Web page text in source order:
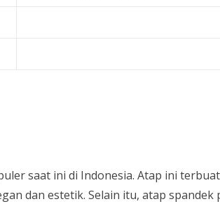
saat ini di Indonesia. Atap ini
dan estetik. Selain itu, atap